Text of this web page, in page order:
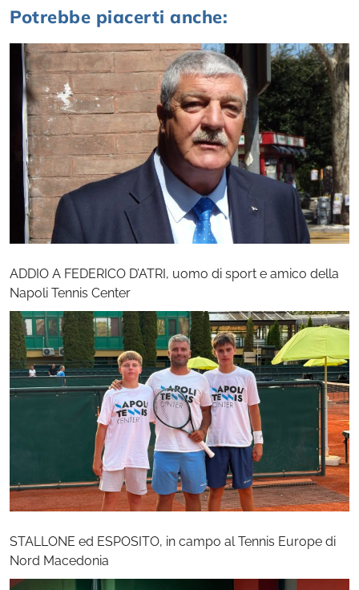
Potrebbe piacerti anche:
ADDIO A FEDERICO D’ATRI, uomo di sport e amico della
Napoli Tennis Center
STALLONE ed ESPOSITO, in campo al Tennis Europe di
Nord Macedonia